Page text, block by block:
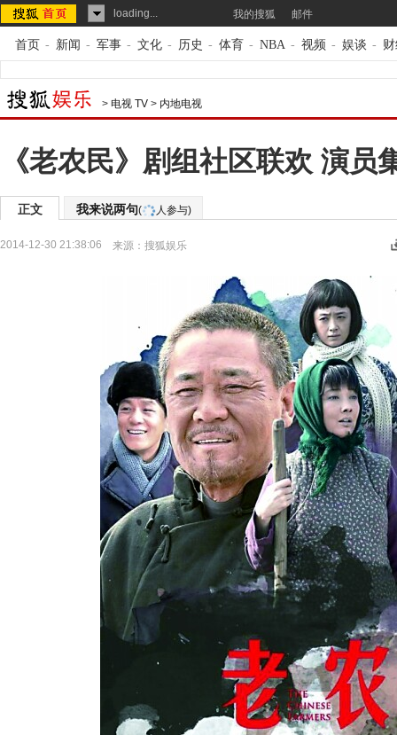
loading... 我的搜狐 邮件
首页 - 新闻 - 军事 - 文化 - 历史 - 体育 - NBA - 视频 - 娱谈 -
> 电视 TV > 内地电视
《老农民》剧组社区联欢 演员
正文 我来说两句( 人参与)
2014-12-30 21:38:06 来源： 搜狐娱乐